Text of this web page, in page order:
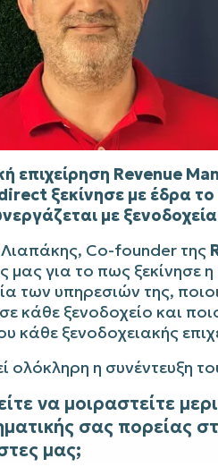
επιχείρηση Revenue
ξεκίνησε με έδρα
με
Co-founder της
μας για το πως ξεκίνησε
των υπηρεσιών της,
κάθε ξενοδοχείο και
κάθε ξενοδοχειακής
ολόκληρη η συνέντευξη
να μοιραστείτε
σας πορείας
μας;